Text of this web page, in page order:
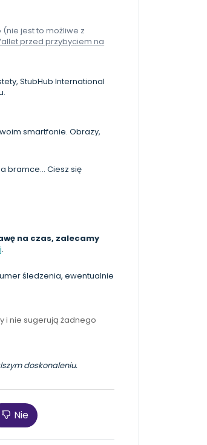
jest to możliwe z
przed przybyciem na
StubHub International
smartfonie. Obrazy,
bramce... Ciesz się
na czas, zalecamy
.
śledzenia, ewentualnie
i nie sugerują żadnego
doskonaleniu.
Nie